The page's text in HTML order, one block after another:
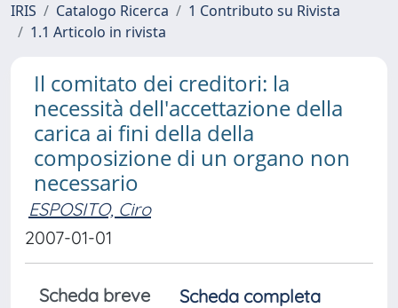
IRIS Catalogo Ricerca
1 Contributo su Rivista
1.1 Articolo in rivista
Il comitato dei creditori: la
necessità dell'accettazione della
carica ai fini della della
composizione di un organo non
necessario
ESPOSITO, Ciro
2007-01-01
Scheda breve
Scheda completa